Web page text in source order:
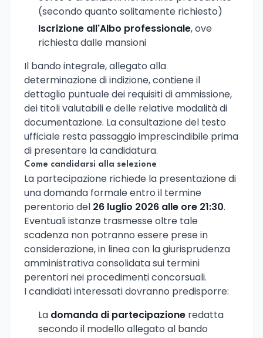
(secondo quanto solitamente richiesto)
Iscrizione all'Albo professionale, ove
richiesta dalle mansioni
Il bando integrale, allegato alla
determinazione di indizione, contiene il
dettaglio puntuale dei requisiti di ammissione,
dei titoli valutabili e delle relative modalità di
documentazione. La consultazione del testo
ufficiale resta passaggio imprescindibile prima
di presentare la candidatura.
Come candidarsi alla selezione
La partecipazione richiede la presentazione di
una domanda formale entro il termine
perentorio del 26 luglio 2026 alle ore 21:30.
Eventuali istanze trasmesse oltre tale
scadenza non potranno essere prese in
considerazione, in linea con la giurisprudenza
amministrativa consolidata sui termini
perentori nei procedimenti concorsuali.
I candidati interessati dovranno predisporre:
La domanda di partecipazione redatta
secondo il modello allegato al bando